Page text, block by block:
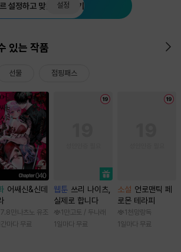
설정하고 맞춤 추천 받기
설정
있는 작품
선물 점핑패스
어쌔신&신데
만 나츠노 유조
마다 무료
웹툰 쓰리 나이츠,
실제로 합니다
1만 고토 / 두나래
1일마다 무료
소설 언로맨틱 페
로몬 테라피
1천 망랑독
1일마다 무료